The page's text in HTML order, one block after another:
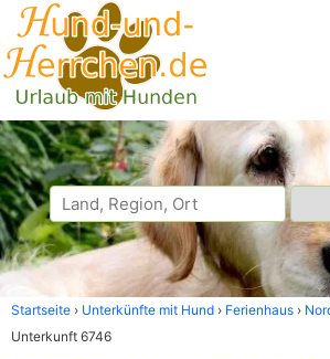
Startseite Unterkünfte mit Hund Ferienhaus
Unterkunft 6746